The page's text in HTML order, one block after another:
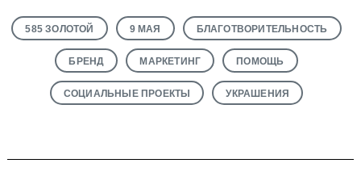
585 ЗОЛОТОЙ 9 МАЯ БЛАГОТВОРИТЕЛЬНОСТЬ
БРЕНД МАРКЕТИНГ ПОМОЩЬ
СОЦИАЛЬНЫЕ ПРОЕКТЫ УКРАШЕНИЯ